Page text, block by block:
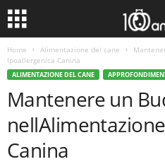
Home Alimentazione del cane
Ipoallergenica Canina
ALIMENTAZIONE DEL CANE
Mantenere un
Canina